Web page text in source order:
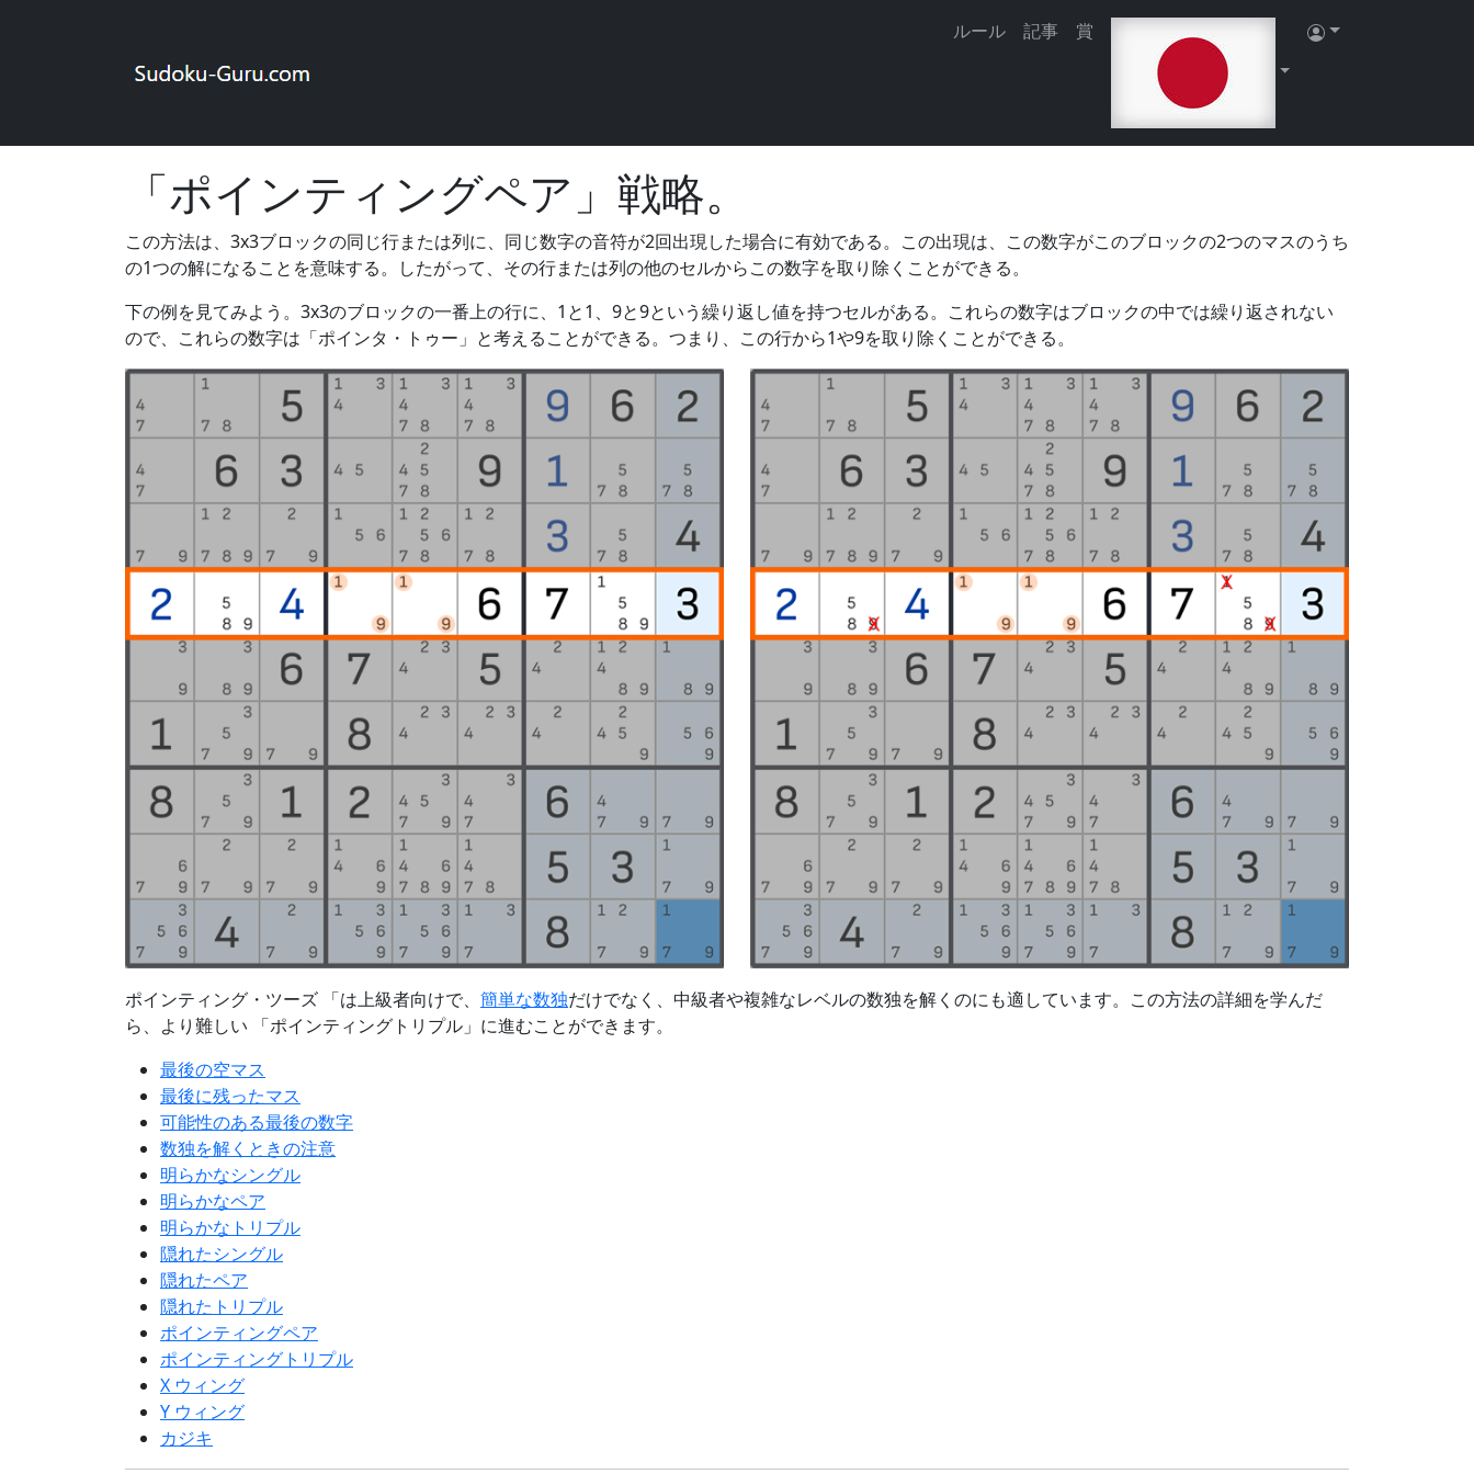
ルール 記事 賞
このサイトのアカウントを使用すると、さまざまなデバイスで数独を解いたり、ゲームの進行状況を保存したりできるようになります。登録する|
数独オンライン
ルール
「ポインティングペア」戦略。
この方法は、3x3ブロックの同じ行または列に、同じ数字の音符が2回出現した場合に有効である。この出現は、この数字がこのブロックの2つのマスのうち
の1つの解になることを意味する。したがって、その行または列の他のセルからこの数字を取り除くことができる。
下の例を見てみよう。3x3のブロックの一番上の行に、1と1、9と9という繰り返し値を持つセルがある。これらの数字はブロックの中では繰り返されない
ので、これらの数字は「ポインタ・トゥー」と考えることができる。つまり、この行から1や9を取り除くことができる。
ポインティング・ツーズ 「は上級者向けで、 簡単な数独だけでなく、中級者や複雑なレベルの数独を解くのにも適しています。この方法の詳細を学んだ
ら、より難しい 「ポインティングトリプル」に進むことができます。
最後の空マス
最後に残ったマス
可能性のある最後の数字
数独を解くときの注意
明らかなシングル
明らかなペア
明らかなトリプル
隠れたシングル
隠れたペア
隠れたトリプル
ポインティングペア
ポインティングトリプル
X ウィング
Y ウィング
カジキ